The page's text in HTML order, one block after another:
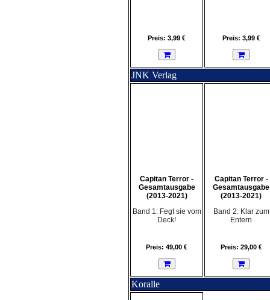
Preis: 3,99 € Preis: 3,99 €
JNK Verlag
Capitan Terror -
Gesamtausgabe
(2013-2021)
Band 1: Fegt sie vom
Deck!
Preis: 49,00 €
Capitan Terror -
Gesamtausgabe
(2013-2021)
Band 2: Klar zum
Entern
Preis: 29,00 €
Koralle